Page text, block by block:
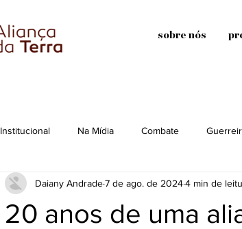
sobre nós
Institucional Na Mídia Combate
20 anos de uma
Daiany Andrade7 de ago. de 20244 min de